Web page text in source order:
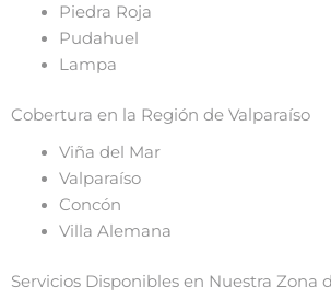
Piedra Roja
Pudahuel
Lampa
Cobertura en la Región de Valparaíso
Viña del Mar
Valparaíso
Concón
Villa Alemana
Servicios Disponibles en Nuestra Zona